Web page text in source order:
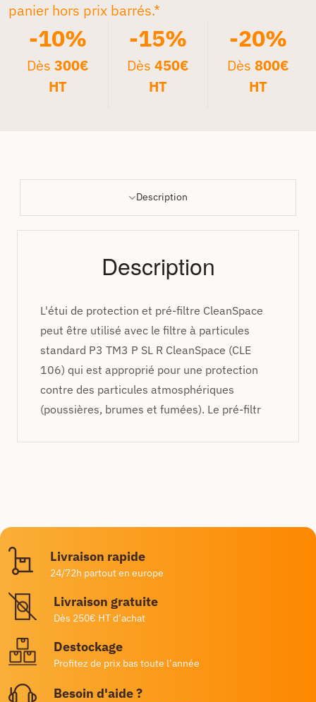
panier hors prix barrés.*
-10%
Dès300€
HT
-15%
Dès 450€
HT
-20%
Dès 800€
HT
Description
Description
L'étui de protection et pré-filtre CleanSpace
peut être utilisé avec le filtre à particules
standard P3 TM3 P SL R CleanSpace (CLE
106) qui est approprié pour une protection
contre des particules atmosphériques
(poussières, brumes et fumées). Le pré-filtr
Livraison rapide
24/72h partout en europe
Livraison gratuite
Dès 250€ HT d’achat
Destockage
Profitez de prix bas toute l’année
Besoin d'aide ?